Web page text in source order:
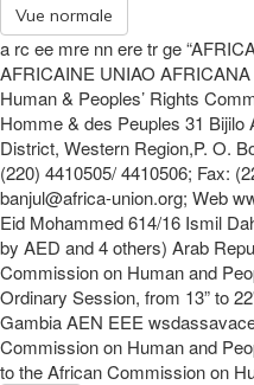
Vue normale
a rc ee mre nn ere tr ge
AFRICAINE UNIAO
Human & Peoples’ Rights
Homme & des Peuples 31
District, Western Region,P. O.
(220) 4410505/ 4410506; Fax:
banjul@africa-union.org; Web
Eid Mohammed 614/16 Ismil
by AED and 4 others) Arab
Commission on Human and
Ordinary Session, from 13” to
Gambia AEN EEE
Commission on Human and
to the African Commission on